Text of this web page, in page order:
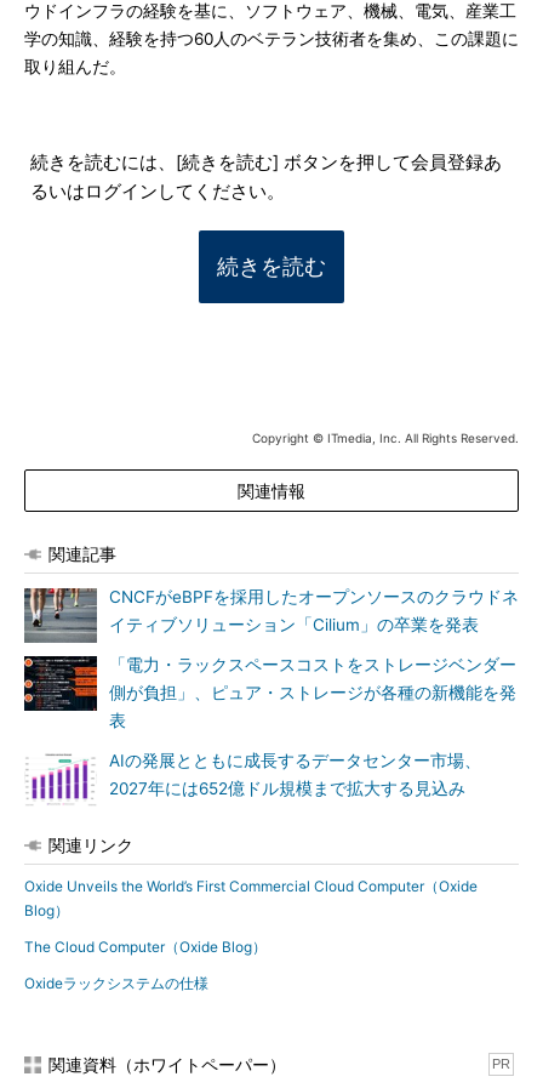
ウドインフラの経験を基に、ソフトウェア、機械、電気、産業工
学の知識、経験を持つ60人のベテラン技術者を集め、この課題に
取り組んだ。
続きを読むには、[続きを読む] ボタンを押して会員登録あ
るいはログインしてください。
続きを読む
Copyright © ITmedia, Inc. All Rights Reserved.
関連情報
関連記事
CNCFがeBPFを採用したオープンソースのクラウドネ
イティブソリューション「Cilium」の卒業を発表
「電力・ラックスペースコストをストレージベンダー
側が負担」、ピュア・ストレージが各種の新機能を発
表
AIの発展とともに成長するデータセンター市場、
2027年には652億ドル規模まで拡大する見込み
関連リンク
Oxide Unveils the World’s First Commercial Cloud Computer（Oxide
Blog）
The Cloud Computer（Oxide Blog）
Oxideラックシステムの仕様
関連資料（ホワイトペーパー） PR